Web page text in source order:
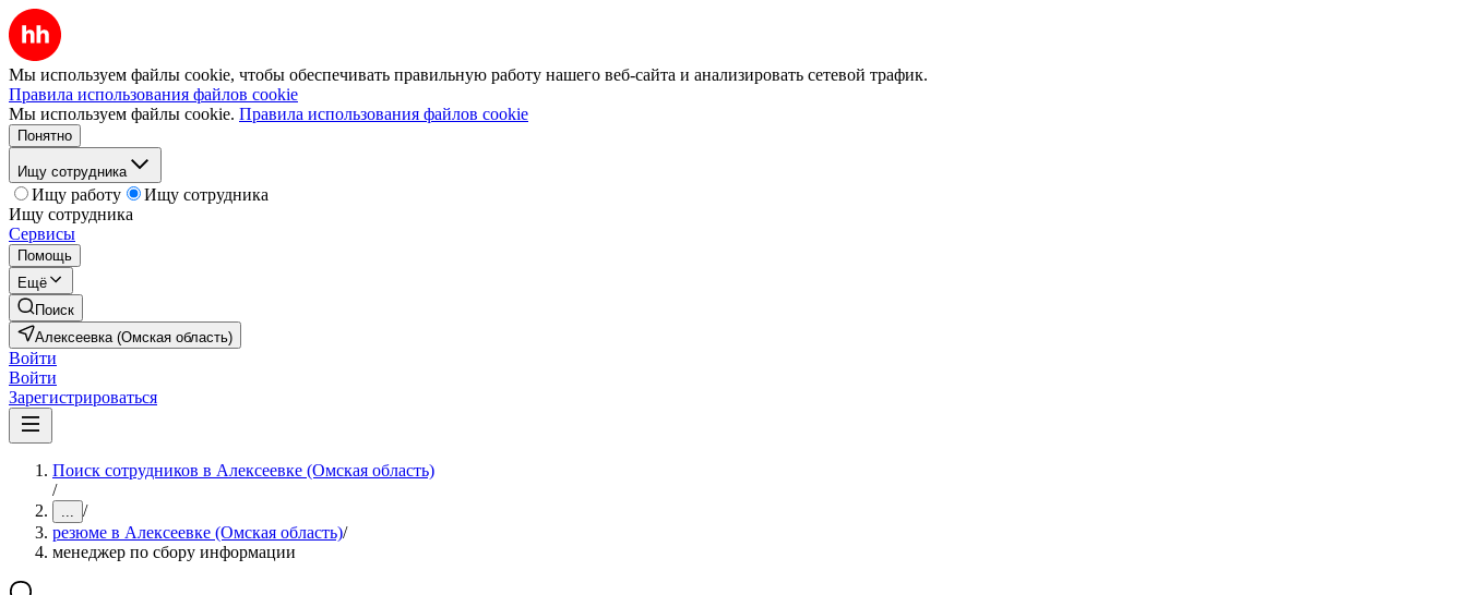
Мы используем файлы cookie, чтобы обеспечивать правильную работу нашего веб-сайта и анализировать сетевой трафик.
Правила использования файлов cookie
Мы используем файлы cookie. Правила использования файлов cookie
Понятно
Ищу сотрудника
Ищу работу
Ищу сотрудника
Ищу сотрудника
Сервисы
Помощь
Ещё
Поиск
Алексеевка (Омская область)
Войти
Войти
Зарегистрироваться
Поиск сотрудников в Алексеевке (Омская область)
/
... /
резюме в Алексеевке (Омская область)/
менеджер по сбору информации